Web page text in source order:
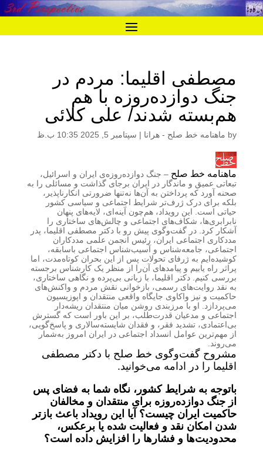
مصطفی اقلیما: مردم در
جنگ دوازده‌روزه با هم
هم‌بسته شدند/ علی کلائی
by ماهنامه خط صلح - هرانا | سپتامبر 5, 2025 10:35 ب.ظ
ماهنامه خط صلح – جنگ دوازده‌روزه‌ی ایران و اسرائیل،
تبعاتی عمیق و ماندگار در ایران برجای گذاشت و مسائلی را به
صحنه آورد که پرداختن به آن‌ها نه‌تنها ضرورتی انکارناپذیر،
بلکه برای درک ژرف‌تر شرایط اجتماعی و سیاسی کشور
حیاتی است. این رویداد، هم‌چون آینه‌ای، لایه‌های پنهان
نابرابری‌ها، شکاف‌های اجتماعی و چالش‌های ساختاری را
آشکار کرد. در گفت‌وگوی پیش رو با دکتر مصطفی اقلیما، پدر
مددکاری اجتماعی ایران، رئیس انجمن علمی مددکاران
اجتماعی، جامعه‌شناس و آسیب‌شناس اجتماعی باسابقه،
کوشیده‌ایم به ژرفای تحولات پس از این بحران کوتاه‌مدت، اما
پراثر راه یابیم و پیامدهای آن‌را از منظر یک کارشناس برجسته
بررسی کنیم. دکتر اقلیما، با زبانی بی‌پرده و نگاهی ساختاری،
به نقد روایت‌های رسمی، بازخوانی نقش مردم و واکنش‌های
حاکمیت و نیز واکاوی جایگاه واقعی منتقدان و اپوزیسیون
می‌پردازد. او با مرزبندی روشن میان منتقدان ریشه‌دار
اجتماعی و مدعیان قدرت‌طلب، بر این باور است که گسترش
بی‌اعتمادی، تشدید فقر، و فقدان شایسته‌سالاری و پاسخ‌گویی،
از مهم‌ترین عوامل انسداد اجتماعی در ایران امروز به‌شمار
می‌روند.
مشروح گفت‌وگوی خط صلح با دکتر مصطفی
اقلیما را در ادامه می‌خوانید.
باتوجه به شرایط کشور، نگاه شما به فضای پس
از جنگ دوازده‌روزه برای منتقدان و مخالفان
حاکمیت ایران چیست؟ آیا این رویداد باعث بازتر
شدن امکان نقد و فعالیت شده یا برعکس،
محدودیت‌ها و فشارها را افزایش داده است؟